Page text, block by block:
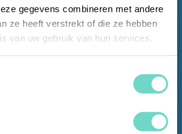
gegevens combineren met andere
ze heeft verstrekt of die ze hebben
van uw gebruik van hun services.
En Rapporten